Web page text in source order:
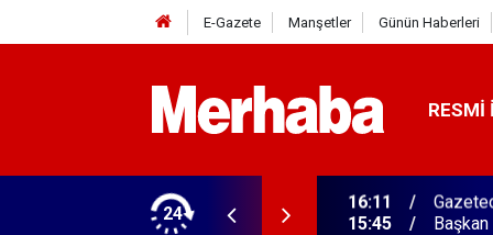
E-Gazete Manşetler Günün Haberleri
RESMI
24
Kampüsü'ne ziyaret 15:45